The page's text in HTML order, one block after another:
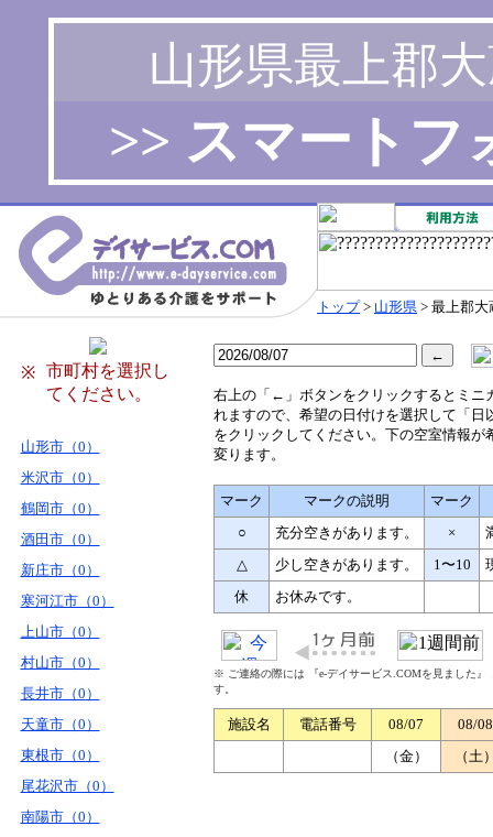
山形県最上郡
>> スマートフ
トップ> 山形県 > 最上郡大
※
市町村を選択し
てください。
山形市（0）
米沢市（0）
鶴岡市（0）
酒田市（0）
新庄市（0）
寒河江市（0）
上山市（0）
村山市（0）
長井市（0）
天童市（0）
東根市（0）
尾花沢市（0）
南陽市（0）
右 上の「←」ボタンをクリックするとミニ
れますので、希望の日付けを選択して「日
をクリックしてください。下の空室情報が
変ります。
マーク マークの説明
マーク
○
充分空きがあります。 ×
△
少し空きがあります。 1〜10
休
お休みです。
※ ご連絡の際には 『e-デイサービス.COMを見ました
す。
施設名 電話番号 08/07
08/08
（金）
（土